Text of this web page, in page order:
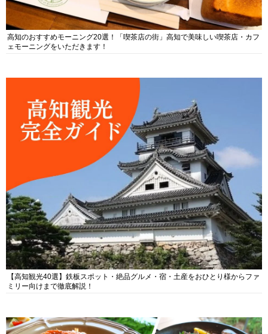
高知のおすすめモーニング20選！「喫茶店の街」高知で美味しい喫茶店・カフ
ェモーニングをいただきます！
【高知観光40選】鉄板スポット・絶品グルメ・宿・土産をおひとり様からファ
ミリー向けまで徹底解説！